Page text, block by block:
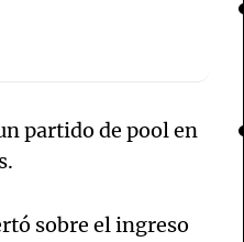
partido de pool en
sobre el ingreso